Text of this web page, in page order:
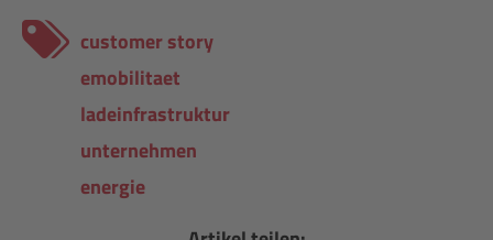
customer story
emobilitaet
ladeinfrastruktur
unternehmen
energie